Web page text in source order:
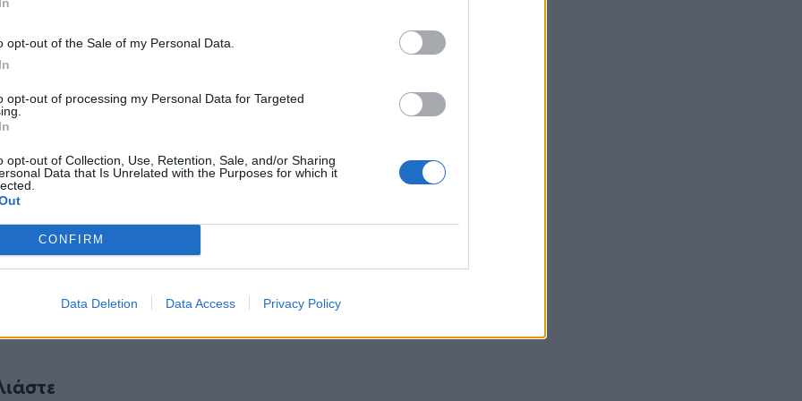
opt-out of the Sale of my Personal Data.
opt-out of processing my Personal Data for Targeted
opt-out of Collection, Use, Retention, Sale, and/or Sharing
Data that Is Unrelated with the Purposes for which it
CONFIRM
Data Deletion Data Access Privacy Policy
Ακολουθήστε το στο
Google News
και μάθετε πρώτοι
επιχειρηματικές Ειδήσεις από την
Ελλάδα και τον κόσμο στο